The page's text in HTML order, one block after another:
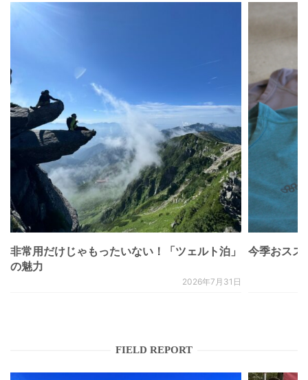
非常用だけじゃもったいない！「ツェルト泊」
の魅力
2026年7月31日
今季おスス
FIELD REPORT